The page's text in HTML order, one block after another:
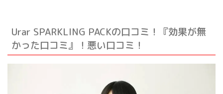
Urar SPARKLING PACKの口コミ！『効果が無
かった口コミ』！悪い口コミ！